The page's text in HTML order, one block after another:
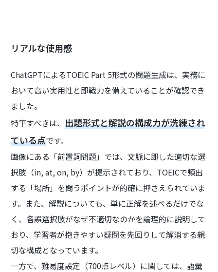
リアルな使用感
ChatGPTによるTOEIC Part 5形式の問題生成は、実務に
おいて高い実用性と即戦力を備えていることが確認でき
ました。
特筆すべきは、出題形式と解説の構成力が洗練され
ている点です。
画像にある「前置詞問題」では、文脈に即した適切な選
択肢（in, at, on, by）が提示されており、TOEICで頻出
する「場所」を問うポイントが的確に押さえられていま
す。また、解説についても、単に正解を述べるだけでな
く、各誤選択肢がなぜ不適切なのかを論理的に説明して
おり、学習者が抱きやすい疑問を先回りして解消する親
切な構成となっています。
一方で、難易度設定（700点レベル）に関しては、語彙